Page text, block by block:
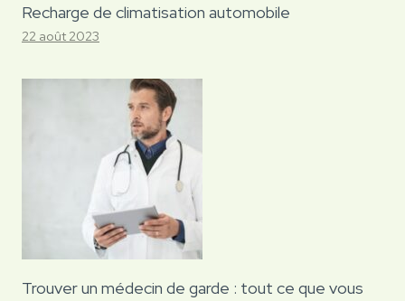
Recharge de climatisation automobile
22 août 2023
Trouver un médecin de garde : tout ce que vous